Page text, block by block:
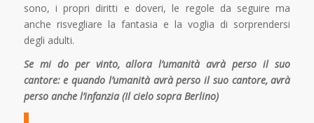
sono, i propri diritti e doveri, le regole da seguire ma
anche risvegliare la fantasia e la voglia di sorprendersi
degli adulti.
Se mi do per vinto, allora l’umanità avrà perso il suo
cantore: e quando l’umanità avrà perso il suo cantore, avrà
perso anche l’infanzia (Il cielo sopra Berlino)